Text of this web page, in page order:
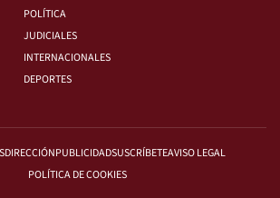
POLÍTICA
JUDICIALES
INTERNACIONALES
DEPORTES
DIRECCIÓNPUBLICIDADSUSCRÍBETEAVISO LEGAL
POLÍTICA DE COOKIES